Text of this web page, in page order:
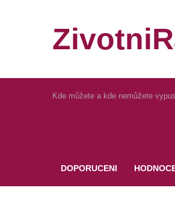
Kde můžete a kde nemůžete
DOPORUCENI